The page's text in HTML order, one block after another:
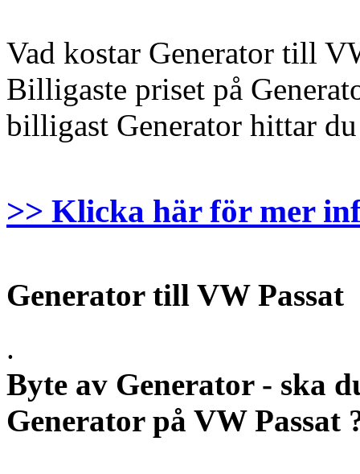
Vad kostar Generator till
Billigaste priset på
billigast Generator hittar
>> Klicka här för mer
Generator till VW Passat
.
Byte av Generator - ska
Generator på VW Passat